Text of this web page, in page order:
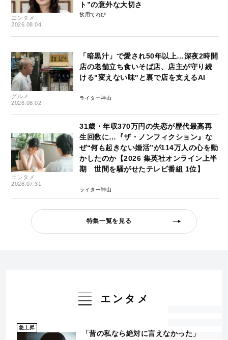
エンタメ
2026.08.04
ト”の意外な大切さ
飲用てれび
グルメ
2026.08.02
「暗黒汁」で愛され50年以上…深夜2時開
店の老舗立ち食いそば店、店主が守り続
ける"変えない味"と裏で店を支えるAI
ライター神山
エンタメ
2026.07.31
31歳・年収370万円の失恋が歴代最高再
生回数に…『ザ・ノンフィクション』な
ぜ“何も起きない婚活”が114万人の心を動
かしたのか【2026 集英社オンライン上半
期 世間を騒がせたテレビ番組 1位】
ライター神山
特集一覧を見る
エンタメ
急上昇
「昔の私なら絶対に言えなかった」